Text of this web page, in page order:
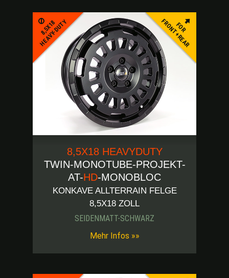
FOR
FRONT+REAR
8,5X18
HEAVY-DUTY
8,5X18 HEAVYDUTY
TWIN-MONOTUBE-PROJEKT-
AT-HD-MONOBLOC
KONKAVE ALLTERRAIN FELGE
8,5X18 ZOLL
SEIDENMATT-SCHWARZ
Mehr Infos »»